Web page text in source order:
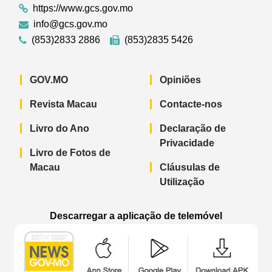
https://www.gcs.gov.mo
info@gcs.gov.mo
(853)2833 2886
(853)2835 5426
GOV.MO
Revista Macau
Livro do Ano
Livro de Fotos de
Macau
Opiniões
Contacte-nos
Declaração de
Privacidade
Cláusulas de
Utilização
Descarregar a aplicação de telemóvel